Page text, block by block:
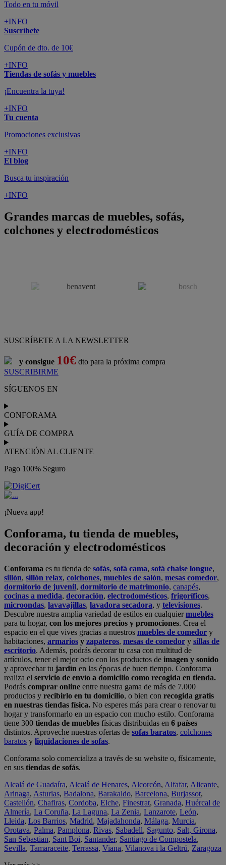
Todo en tu móvil
+INFO
Suscríbete
Cupón de dto. de 10€
+INFO
Tiendas de sofás y muebles
¡Encuentra la tuya!
+INFO
Tu cuenta
Promociones exclusivas
+INFO
El blog
Busca tu inspiración
+INFO
Grandes marcas de muebles, sofás,
colchones y electrodomésticos
SUSCRÍBETE A LA NEWSLETTER
y consigue 10€ dto para la próxima compra
SUSCRIBIRME
SÍGUENOS EN
CONFORAMA
GUÍA DE COMPRA
ATENCIÓN AL CLIENTE
Pago 100% Seguro
¡Nueva app!
Conforama, tu tienda de muebles,
decoración y electrodomésticos
Conforama es tu tienda de sofás, sofá cama, sofá chaise longue,
sillón, sillón relax, colchones, muebles de salón, mesas comedor,
dormitorio de juvenil, dormitorio de matrimonio, canapés,
cocinas a medida, decoración, electrodomésticos, frigoríficos,
microondas, lavavajillas, lavadora secadora, y televisiones.
Descubre nuestra amplia variedad de estilos en cualquiermuebles
para tu hogar, con los mejores precios y promociones. Crea el
espacio en el que vives gracias a nuestros muebles de comedor y
habitaciones, armarios y zapateros, mesas de comedor y sillas de
escritorio. Además, podrás decorar tu casa con multitud de
artículos, tener el mejor ocio con los productos de imagen y sonido
y aprovechar tu jardín en las épocas de buen tiempo. Conforama
realiza el servicio de envío a domicilio como recogida en tienda.
Podrás comprar online entre nuestra gama de más de 7.000
productos y recibirlo en tu domicilio, o bien con recogida gratis
en nuestras tiendas física. No esperes más para crear o renovar tu
hogar y transformarlo en un espacio con mucho estilo. Conforama
tiene 300 tiendas de muebles físicas distribuidas en 6 países
distintos. Aproveche nuestras ofertas de sofas baratos, colchones
baratos y liquidaciones de sofas.
Conforama solo comercializa a través de su website o, físicamente,
en sus tiendas de sofás.
Alcalá de Guadaíra, Alcalá de Henares, Alcorcón, Alfafar, Alicante,
Arinaga, Asturias, Badalona, Barakaldo, Barcelona, Burjassot,
Castellón, Chafiras, Cordoba, Elche, Finestrat, Granada, Huércal de
Almería, La Coruña, La Laguna, La Zenia, Lanzarote, León,
Lleida, Los Barrios, Madrid, Majadahonda, Málaga, Murcia,
Orotava, Palma, Pamplona, Rivas, Sabadell, Sagunto, Salt, Girona,
San Sebastian, Sant Boi, Santander, Santiago de Compostela,
Sevilla, Tamaraceite, Terrassa, Viana, Vilanova i la Geltrú, Zaragoza